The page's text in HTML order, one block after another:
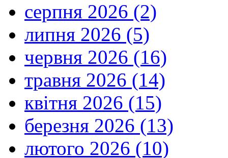
серпня 2026 (2)
липня 2026 (5)
червня 2026 (16)
травня 2026 (14)
квітня 2026 (15)
березня 2026 (13)
лютого 2026 (10)